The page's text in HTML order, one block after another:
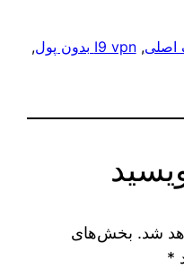
, I9 vpn بدون پول
,
شد. بخش‌های
*